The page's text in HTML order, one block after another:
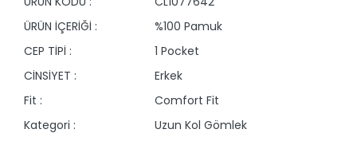
ÜRÜN İÇERİĞİ :
%100 Pamuk
CEP TİPİ :
1 Pocket
CİNSİYET :
Erkek
Fit :
Comfort Fit
Kategori :
Uzun Kol Gömlek